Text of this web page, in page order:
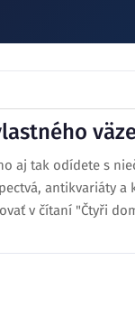
aj tak odídete s
antikvariáty
v čítaní "Čtyři